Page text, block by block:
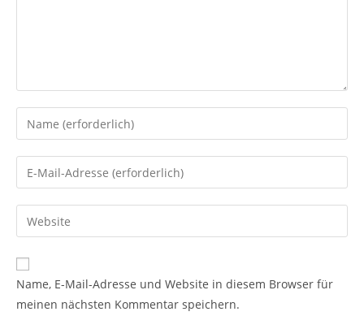
Gib
deinen
Namen
oder
zum
Kommentieren
ein
Gib
deine
E-
Mail-
zum
Kommentieren
ein
Gib
deine
Website-
URL
Name, E-Mail-Adresse und Website in diesem Browser für
meinen nächsten Kommentar speichern.